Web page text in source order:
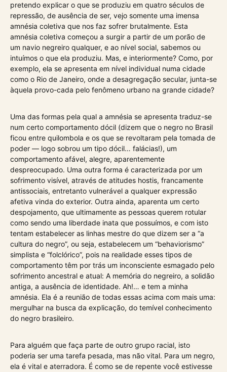
pretendo explicar o que se produziu em quatro séculos de
repressão, de ausência de ser, vejo somente uma imensa
amnésia coletiva que nos faz sofrer brutalmente. Esta
amnésia coletiva começou a surgir a partir de um porão de
um navio negreiro qualquer, e ao nível social, sabemos ou
intuímos o que ela produziu. Mas, e interiormente? Como, por
exemplo, ela se apresenta em nível individual numa cidade
como o Rio de Janeiro, onde a desagregação secular, junta-se
àquela provo-cada pelo fenômeno urbano na grande cidade?
Uma das formas pela qual a amnésia se apresenta traduz-se
num certo comportamento dócil (dizem que o negro no Brasil
ficou entre quilombola e os que se revoltaram pela tomada de
poder — logo sobrou um tipo dócil… falácias!), um
comportamento afável, alegre, aparentemente
despreocupado. Uma outra forma é caracterizada por um
sofrimento visível, através de atitudes hostis, francamente
antissociais, entretanto vulnerável a qualquer expressão
afetiva vinda do exterior. Outra ainda, aparenta um certo
despojamento, que ultimamente as pessoas querem rotular
como sendo uma liberdade inata que possuímos, e com isto
tentam estabelecer as linhas mestre do que dizem ser a “a
cultura do negro”, ou seja, estabelecem um “behaviorismo”
simplista e “folclórico”, pois na realidade esses tipos de
comportamento têm por trás um inconsciente esmagado pelo
sofrimento ancestral e atual: A memória do negreiro, a solidão
antiga, a ausência de identidade. Ah!… e tem a minha
amnésia. Ela é a reunião de todas essas acima com mais uma:
mergulhar na busca da explicação, do temível conhecimento
do negro brasileiro.
Para alguém que faça parte de outro grupo racial, isto
poderia ser uma tarefa pesada, mas não vital. Para um negro,
ela é vital e aterradora. É como se de repente você estivesse